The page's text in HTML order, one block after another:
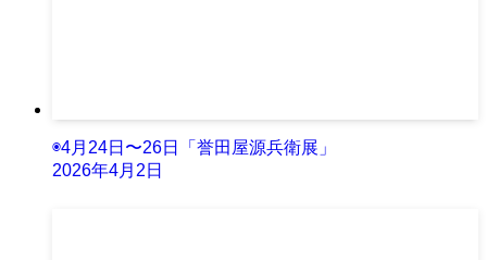
◉4月24日〜26日「誉田屋源兵衛展」
2026年4月2日